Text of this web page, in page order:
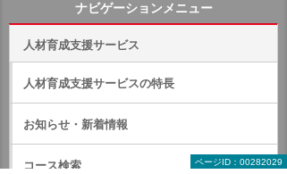
ページID：00282029
ナビゲーションメニュー
人材育成支援サービス
人材育成支援サービスの特長
お知らせ・新着情報
コース検索